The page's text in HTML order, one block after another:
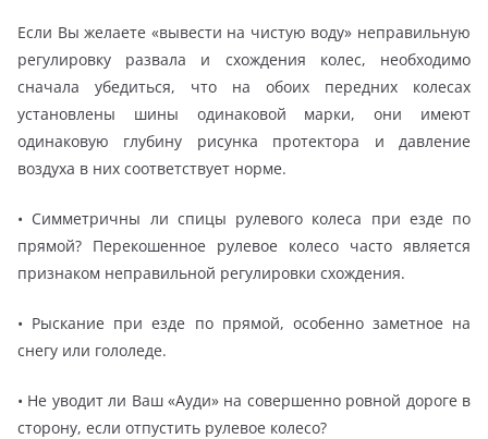
Если Вы желаете «вывести на чистую воду» неправильную
регулировку развала и схождения колес, необходимо
сначала убедиться, что на обоих передних колесах
установлены шины одинаковой марки, они имеют
одинаковую глубину рисунка протектора и давление
воздуха в них соответствует норме.
• Симметричны ли спицы рулевого колеса при езде по
прямой? Перекошенное рулевое колесо часто является
признаком неправильной регулировки схождения.
• Рыскание при езде по прямой, особенно заметное на
снегу или гололеде.
• Не уводит ли Ваш «Ауди» на совершенно ровной дороге в
сторону, если отпустить рулевое колесо?